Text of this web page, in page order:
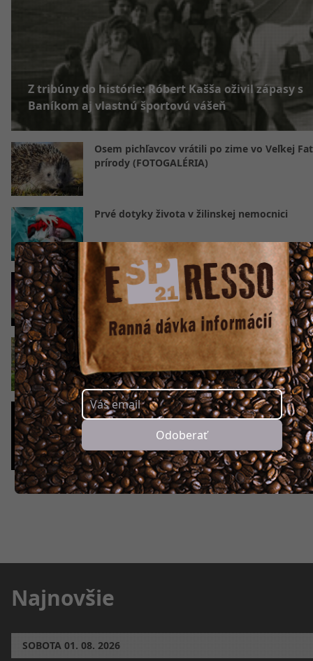
Odoberať
Najnovšie
SOBOTA 01. 08. 2026
Z tribúny do histórie: Róbert Kašša oživil zápasy s
Baníkom aj vlastnú športovú vášeň
Osem pichľavcov vrátili po zime vo Veľkej
prírody (FOTOGALÉRIA)
Prvé dotyky života v žilinskej nemocnici
Nečakaný zázrak nad Žilinským krajom:
žiaru zachytili vo viacerých lokalitách
(FOTOGALÉRIA)
Kde je Veľká noc v Žiline najkrajšia? V
sade na Vlčincoch (FOTOGALÉRIA)